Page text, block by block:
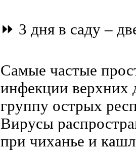
⏩ 3 дня в саду –
Самые частые
инфекции верхних
группу острых
Вирусы
при чиханье и